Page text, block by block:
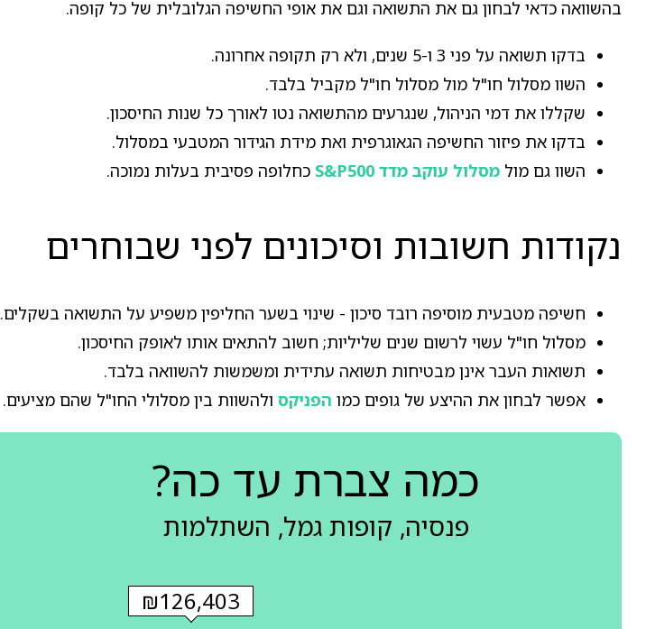
בהשוואה כדאי לבחון גם את התשואה וגם את אופי החשיפה הגלובלית של כל קופה.
בדקו תשואה על פני 3 ו-5 שנים, ולא רק תקופה אחרונה.
השוו מסלול חו"ל מול מסלול חו"ל מקביל בלבד.
שקללו את דמי הניהול, שנגרעים מהתשואה נטו לאורך כל שנות החיסכון.
בדקו את פיזור החשיפה הגאוגרפית ואת מידת הגידור המטבעי במסלול.
השוו גם מול מסלול עוקב מדד S&P500 כחלופה פסיבית בעלות נמוכה.
נקודות חשובות וסיכונים לפני שבוחרים
חשיפה מטבעית מוסיפה רובד סיכון - שינוי בשער החליפין משפיע על התשואה בשקלים.
מסלול חו"ל עשוי לרשום שנים שליליות; חשוב להתאים אותו לאופק החיסכון.
תשואות העבר אינן מבטיחות תשואה עתידית ומשמשות להשוואה בלבד.
אפשר לבחון את ההיצע של גופים כמו הפניקסולהשוות בין מסלולי החו"ל שהם מציעים.
כמה צברת עד כה?
פנסיה, קופות גמל, השתלמות
₪126,403